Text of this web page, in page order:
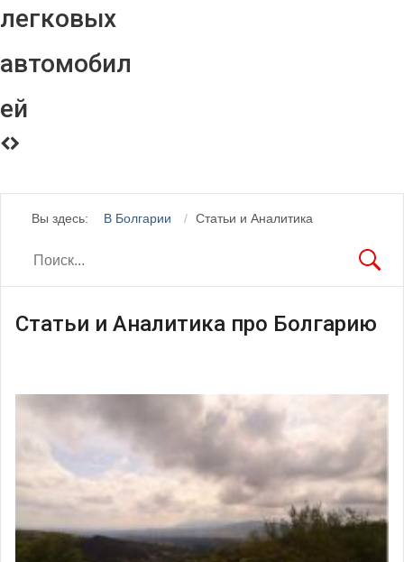
легковых
автомобил
ей
Вы здесь: В Болгарии Статьи и Аналитика
Статьи и Аналитика про Болгарию